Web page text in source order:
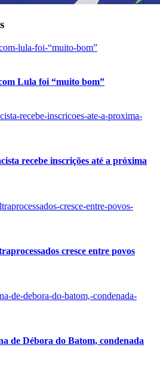
Lula foi “muito bom”
recebe inscrições até a próxima
cresce entre povos
de Débora do Batom, condenada